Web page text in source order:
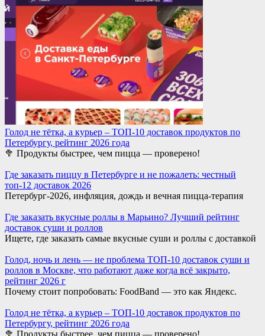
Голод не тётка, а курьер – ТОП-10 доставок продуктов по
Петербургу, рейтинг 2026 года
🥦 Продукты быстрее, чем пицца — проверено!
Где заказать пиццу в Петербурге и не пожалеть: честный
топ-12 доставок 2026
Петербург-2026, инфляция, дождь и вечная пицца-терапия
Где заказать вкусные роллы в Марьино? Лучший рейтинг
доставок суши и роллов
Ищете, где заказать самые вкусные суши и роллы с доставкой
Голод, ночь и лень — не проблема ТОП-10 доставок суши и
роллов в Москве, что работают даже когда всё закрыто,
рейтинг 2026 г
Почему стоит попробовать: FoodBand — это как Яндекс.
Голод не тётка, а курьер – ТОП-10 доставок продуктов по
Петербургу, рейтинг 2026 года
🥦 Продукты быстрее, чем пицца — проверено!